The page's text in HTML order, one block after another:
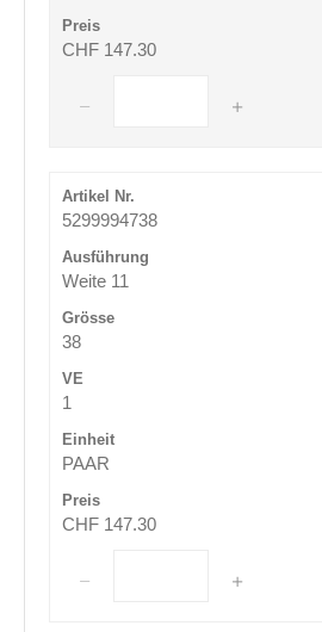
CHF 147.30
5299994738
Weite 11
38
1
PAAR
CHF 147.30